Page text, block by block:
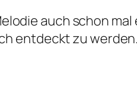
auch schon
entdeckt zu werden.